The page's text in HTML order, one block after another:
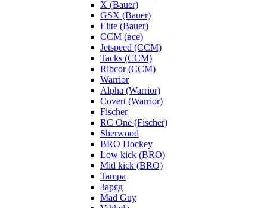
X (Bauer)
GSX (Bauer)
Elite (Bauer)
CCM (все)
Jetspeed (CCM)
Tacks (CCM)
Ribcor (CCM)
Warrior
Alpha (Warrior)
Covert (Warrior)
Fischer
RC One (Fischer)
Sherwood
BRO Hockey
Low kick (BRO)
Mid kick (BRO)
Tampa
Заряд
Mad Guy